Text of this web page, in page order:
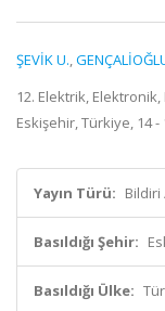
ŞEVİK U.,
12. Elektrik,
Eskişehir, Türkiye, 14 -
Yayın Türü: Bildiri
Basıldığı Şehir:
Basıldığı Ülke: